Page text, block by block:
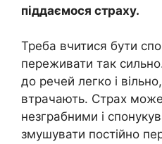
піддаємося страху.
Треба вчитися бути
переживати так
до речей легко і
втрачають. Страх
незграбними і
змушувати постійно